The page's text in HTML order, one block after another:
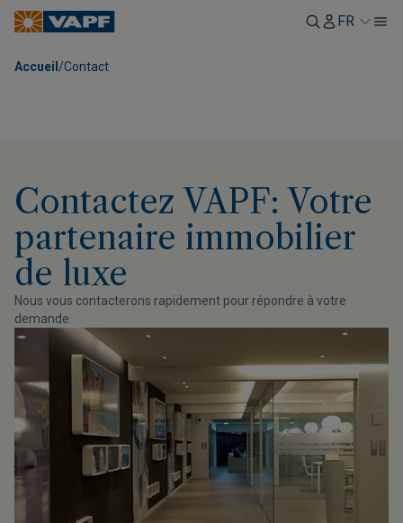
FR
Accueil /Contact
Contactez VAPF: Votre
partenaire immobilier
de luxe
Nous vous contacterons rapidement pour répondre à votre
demande.